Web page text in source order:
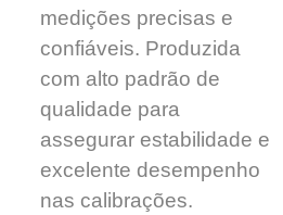
medições precisas e
confiáveis. Produzida
com alto padrão de
qualidade para
assegurar estabilidade e
excelente desempenho
nas calibrações.